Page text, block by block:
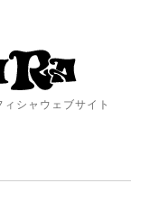
シャウェブサイト